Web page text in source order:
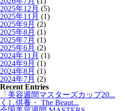
2025年12月 (5)
2025年11月 (1)
2025年9月 (2)
2025年8月 (1)
2025年7月 (1)
2025年6月 (2)
2024年11月 (1)
2024年9月 (1)
2024年8月 (1)
2024年7月 (2)
Recent Entries
「美容週間マスターズカップ20...
くし供養・ The Beaut...